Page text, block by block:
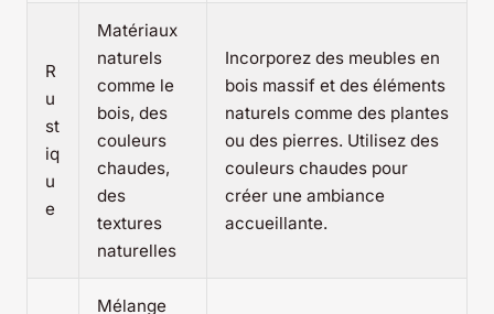
R
u
st
iq
u
e
Matériaux
naturels
comme le
bois, des
couleurs
chaudes,
des
textures
naturelles
Incorporez des meubles en
bois massif et des éléments
naturels comme des plantes
ou des pierres. Utilisez des
couleurs chaudes pour
créer une ambiance
accueillante.
Mélange